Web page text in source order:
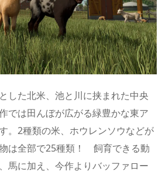
した北米、池と川に挟まれた中央
では田んぼが広がる緑豊かな東ア
。2種類の米、ホウレンソウなどが
は全部で25種類！ 飼育できる動
馬に加え、今作よりバッファロー